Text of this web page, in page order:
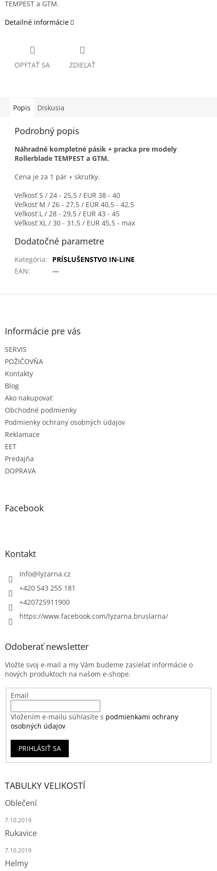
TEMPEST a GTM.
Detailné informácie
OPÝTAŤ SA ZDIEĽAŤ
Popis Diskusia
Podrobný popis
Náhradné kompletné pásik + pracka pre modely
Rollerblade TEMPEST a GTM.
Cena je za 1 pár + skrutky.
Veľkosť S / 24 - 25,5 / EUR 38 - 40
Veľkosť M / 26 - 27,5 / EUR 40,5 - 42,5
Veľkosť L / 28 - 29,5 / EUR 43 - 45
Veľkosť XL / 30 - 31,5 / EUR 45,5 - max
Dodatočné parametre
Kategória:
PRÍSLUŠENSTVO IN-LINE
EAN: —
Z
Informácie pre vás
SERVIS
POŽIČOVŇA
Kontakty
Blog
Ako nakupovať
Obchodné podmienky
Podmienky ochrany osobných údajov
Reklamace
EET
Predajňa
DOPRAVA
Facebook
Kontakt
info@lyzarna.cz
+420 543 255 181
+420725911900
https://www.facebook.com/lyzarna.bruslarna/
Odoberať newsletter
Vložte svoj e-mail a my Vám budeme zasielať informácie o
nových produktoch na našom e-shope.
Email
Vložením e-mailu súhlasíte s podmienkami ochrany
osobných údajov
PRIHLÁSIŤ SA
TABULKY VELIKOSTÍ
Oblečení
7.10.2019
Rukavice
7.10.2019
Helmy